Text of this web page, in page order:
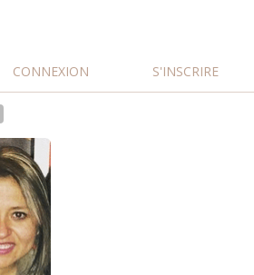
CONNEXION S'INSCRIRE